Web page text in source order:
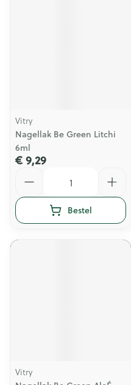
Vitry
Nagellak Be Green Litchi
6ml
€ 9,29
Bestel
Vitry